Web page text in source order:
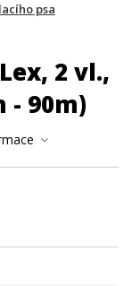
psa
2 vl.,
- 90m)